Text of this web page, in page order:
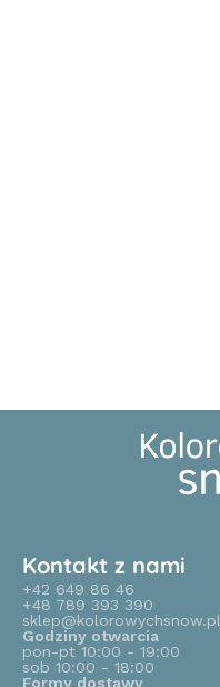
Kontakt z nami
+42 649 86 46
+48 789 393 390
sklep@kolorowychsnow.pl
Godziny otwarcia
pon-pt 10:00 - 19:00
sob 10:00 - 18:00
Formy dostawy